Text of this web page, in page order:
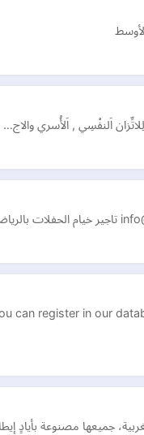
اَلنفْسِي , اَلأُسري والاج…
can register in our
جميعها مصنوعة بأيادٍ